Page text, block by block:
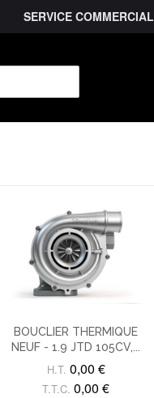
SERVICE COMMERCIAL
BOUCLIER THERMIQUE
NEUF - 1.9 JTD 105CV,...
H.T. 0,00 €
T.T.C. 0,00 €